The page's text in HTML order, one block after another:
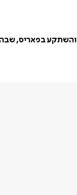
חוליו קורטאסר נולד ב- 1914 בבריסל, להורים